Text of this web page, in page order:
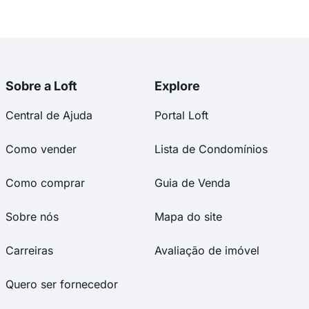
Sobre a Loft
Central de Ajuda
Como vender
Como comprar
Sobre nós
Carreiras
Quero ser fornecedor
Explore
Portal Loft
Lista de Condomínios
Guia de Venda
Mapa do site
Avaliação de imóvel